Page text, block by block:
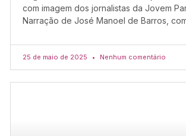
com imagem dos jornalistas da Jovem
Narração de José Manoel de Barros,
25 de maio de 2025 Nenhum comentário